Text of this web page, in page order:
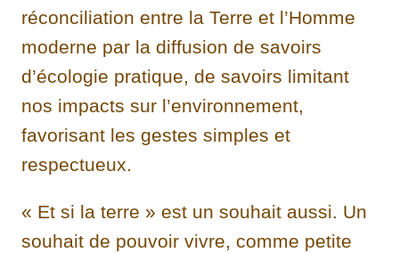
réconciliation entre la Terre et l’Homme
moderne par la diffusion de savoirs
d’écologie pratique, de savoirs limitant
nos impacts sur l’environnement,
favorisant les gestes simples et
respectueux.
« Et si la terre » est un souhait aussi. Un
souhait de pouvoir vivre, comme petite